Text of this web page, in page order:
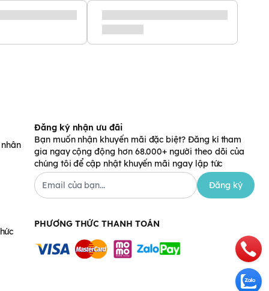
Đăng ký nhận ưu đãi
Bạn muốn nhận khuyến mãi đặc biệt? Đăng kí tham
gia ngay cộng động hơn 68.000+ người theo dõi của
chúng tôi để cập nhật khuyến mãi ngay lập tức
Đăng ký
PHƯƠNG THỨC THANH TOÁN